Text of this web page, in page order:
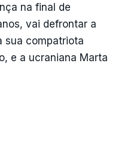
na final de
vai defrontar a
sua compatriota
e a ucraniana Marta